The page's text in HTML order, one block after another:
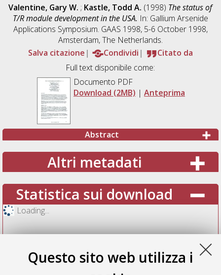
Questo sito web utilizza i
Valentine, Gary W. ; Kastle, Todd A. (1998) The status of
T/R module development in the USA. In: Gallium Arsenide
Applications Symposium. GAAS 1998, 5-6 October 1998,
Amsterdam, The Netherlands.
Salva citazione
Condividi
Citato da
Full text disponibile come:
Documento PDF
Download (2MB) | Anteprima
Abstract
Altri metadati
Statistica sui download
Loading...